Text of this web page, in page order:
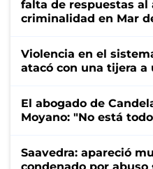
falta de respuestas al
criminalidad en Mar
Violencia en el
atacó con una tijera a
El abogado de
Moyano: "No está
Saavedra: apareció
condenado por abuso